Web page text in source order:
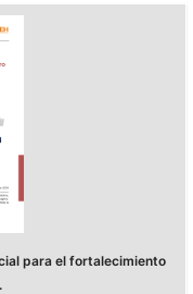
para el fortalecimiento